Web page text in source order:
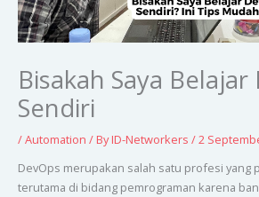
Bisakah Saya Belajar
Sendiri
/Automation / ByID-Networkers /2
DevOps merupakan salah satu profesi yang
terutama di bidang pemrograman karena